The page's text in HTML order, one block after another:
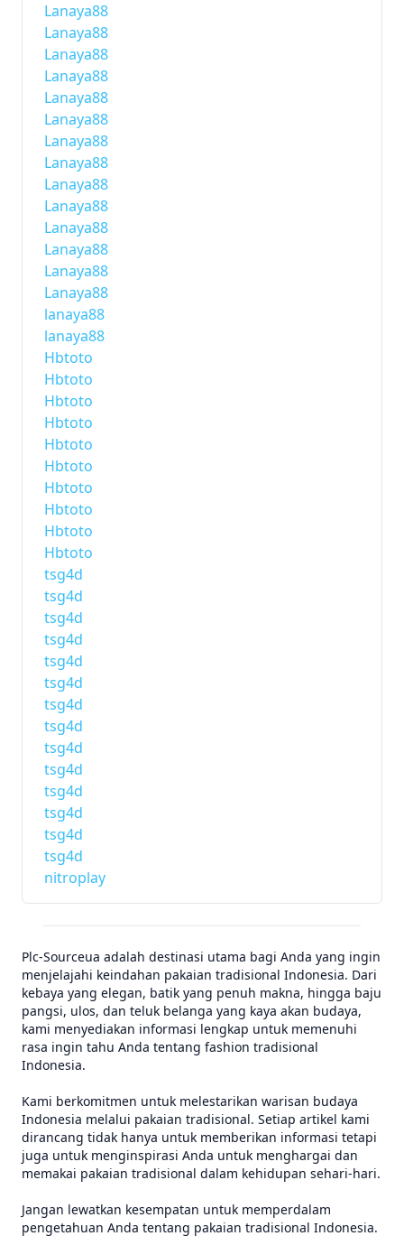
Lanaya88
Lanaya88
Lanaya88
Lanaya88
Lanaya88
Lanaya88
Lanaya88
Lanaya88
Lanaya88
Lanaya88
Lanaya88
Lanaya88
Lanaya88
Lanaya88
lanaya88
lanaya88
Hbtoto
Hbtoto
Hbtoto
Hbtoto
Hbtoto
Hbtoto
Hbtoto
Hbtoto
Hbtoto
Hbtoto
tsg4d
tsg4d
tsg4d
tsg4d
tsg4d
tsg4d
tsg4d
tsg4d
tsg4d
tsg4d
tsg4d
tsg4d
tsg4d
tsg4d
nitroplay
Plc-Sourceua adalah destinasi utama bagi Anda yang ingin
menjelajahi keindahan pakaian tradisional Indonesia. Dari
kebaya yang elegan, batik yang penuh makna, hingga baju
pangsi, ulos, dan teluk belanga yang kaya akan budaya,
kami menyediakan informasi lengkap untuk memenuhi
rasa ingin tahu Anda tentang fashion tradisional
Indonesia.
Kami berkomitmen untuk melestarikan warisan budaya
Indonesia melalui pakaian tradisional. Setiap artikel kami
dirancang tidak hanya untuk memberikan informasi tetapi
juga untuk menginspirasi Anda untuk menghargai dan
memakai pakaian tradisional dalam kehidupan sehari-hari.
Jangan lewatkan kesempatan untuk memperdalam
pengetahuan Anda tentang pakaian tradisional Indonesia.